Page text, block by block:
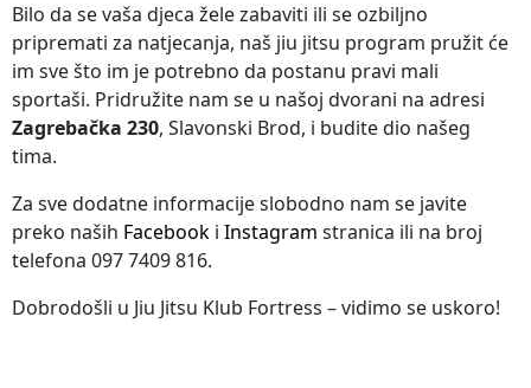
Bilo da se vaša djeca žele zabaviti ili se ozbiljno
pripremati za natjecanja, naš jiu jitsu program pružit će
im sve što im je potrebno da postanu pravi mali
sportaši. Pridružite nam se u našoj dvorani na adresi
Zagrebačka 230, Slavonski Brod, i budite dio našeg
tima.
Za sve dodatne informacije slobodno nam se javite
preko naših Facebook i Instagram stranica ili na broj
telefona 097 7409 816.
Dobrodošli u Jiu Jitsu Klub Fortress – vidimo se uskoro!